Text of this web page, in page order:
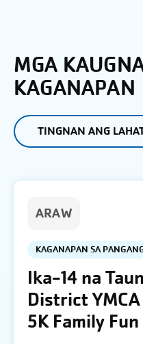
MGA
KAGANAPAN
TINGNAN ANG
ARAW
KAGANAPAN SA
Ika-14 na
District
5K Family